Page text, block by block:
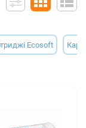
Ecosoft